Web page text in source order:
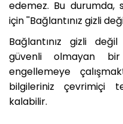
edemez. Bu durumda,
için ''Bağlantınız gizli
Bağlantınız gizli değil
güvenli olmayan
engellemeye
bilgileriniz çevrimiçi
kalabilir.